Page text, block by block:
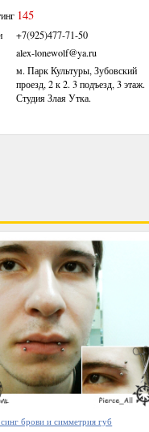
145
+7(925)477-71-50
alex-lonewolf@ya.ru
м. Парк Культуры, Зубовский
проезд, 2 к 2. 3 подъезд, 3 этаж.
Студия Злая Утка.
брови и симметрия губ